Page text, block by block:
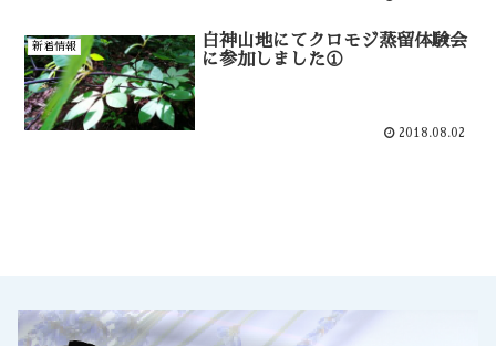
新着情報
白神山地にてクロモジ蒸留体験会
に参加しました①
2018.08.02